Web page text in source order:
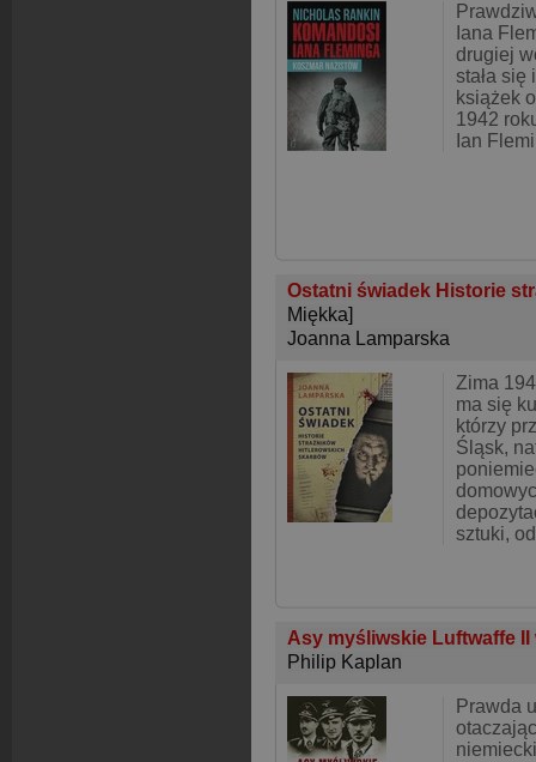
Iana
drugiej
stała
książek
1942
Ian
Ostatni świadek Historie
Miękka]
Joanna Lamparska
Zima
ma się
którzy
Śląsk,
sztuki,
Asy myśliwskie Luftwaffe
Philip Kaplan
Prawda